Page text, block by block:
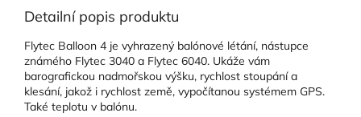
Detailní popis produktu
Flytec Balloon 4 je vyhrazený balónové létání, nástupce
známého Flytec 3040 a Flytec 6040. Ukáže vám
barografickou nadmořskou výšku, rychlost stoupání a
klesání, jakož i rychlost země, vypočítanou systémem GPS.
Také teplotu v balónu.